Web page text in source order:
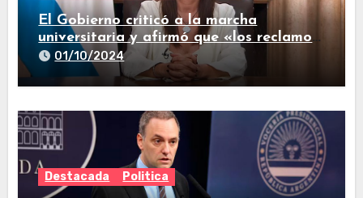
El Gobierno criticó a la marcha
universitaria y afirmó que «los reclamos
están todos resueltos»
01/10/2024
Destacada Politica